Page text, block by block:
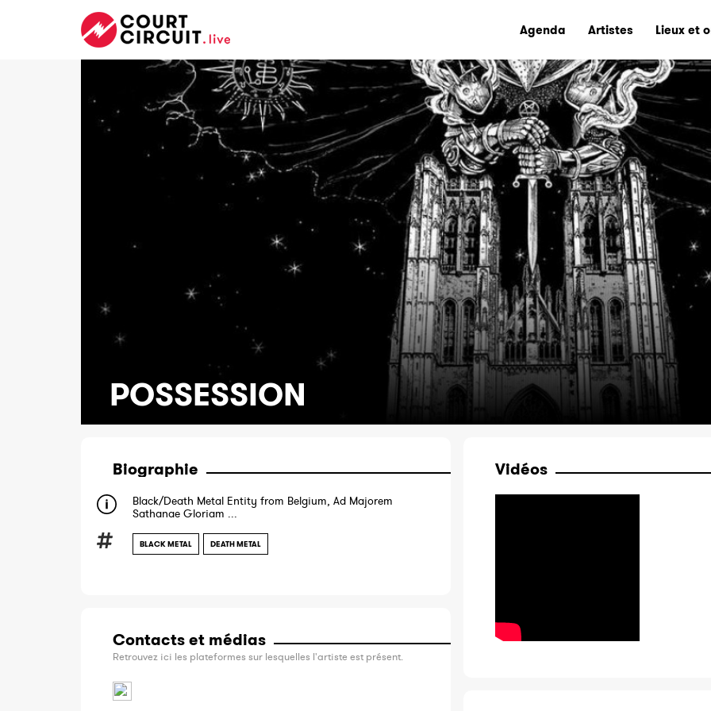
Agenda Artistes Lieux et
POSSESSION
Biographie
Black/Death Metal Entity from Belgium, Ad Majorem
Sathanae Gloriam ...
BLACK METAL DEATH METAL
Contacts et médias
Retrouvez ici les plateformes sur lesquelles l'artiste est présent.
Vidéos